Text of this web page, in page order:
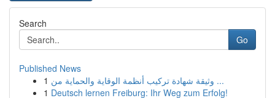
Search
Go
Published News
1
وثيقة شهادة تركيب أنظمة الوقاية والحماية من ...
1 Deutsch lernen Freiburg: Ihr Weg zum Erfolg!